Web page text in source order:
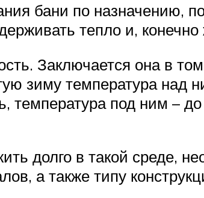
бани по назначению,
тепло и,
Заключается она в
зиму температура над
температура под ним –
долго в такой среде,
а также типу